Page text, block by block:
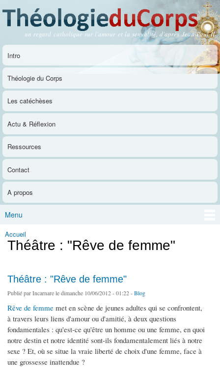
contenu
principal
Théologie du Corps
un regard catholique sur l'amour et la sexualité, d'après Jean-Paul II
Menu principal
Intro
Théologie du Corps
Les catéchèses
Actu & Réflexion
Ressources
Contact
A propos
Menu
Vous êtes ici
Accueil
Théâtre : "Rêve de femme"
Théâtre : "Rêve de femme"
Publié parIncarnarele dimanche 10/06/2012 - 01:22 -Blog
Rêve de femme met en scène de jeunes adultes qui se confrontent,
à travers leurs liens d'amour ou d'amitié, à deux questions
fondamentales : qu'est-ce qu'être un homme ou une femme, en quoi
notre destin et notre identité sont-ils fondamentalement liés à notre
sexe ? Et, où se situe la vraie liberté de choix d'une femme, face à
une grossesse inattendue ?